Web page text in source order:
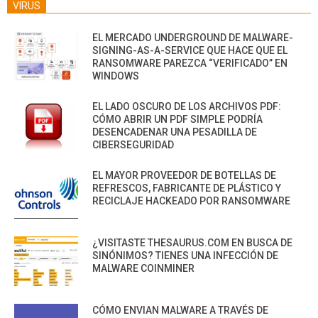
VIRUS
EL MERCADO UNDERGROUND DE MALWARE-
SIGNING-AS-A-SERVICE QUE HACE QUE EL
RANSOMWARE PAREZCA “VERIFICADO” EN
WINDOWS
EL LADO OSCURO DE LOS ARCHIVOS PDF:
CÓMO ABRIR UN PDF SIMPLE PODRÍA
DESENCADENAR UNA PESADILLA DE
CIBERSEGURIDAD
EL MAYOR PROVEEDOR DE BOTELLAS DE
REFRESCOS, FABRICANTE DE PLÁSTICO Y
RECICLAJE HACKEADO POR RANSOMWARE
¿VISITASTE THESAURUS.COM EN BUSCA DE
SINÓNIMOS? TIENES UNA INFECCIÓN DE
MALWARE COINMINER
CÓMO ENVIAN MALWARE A TRAVÉS DE